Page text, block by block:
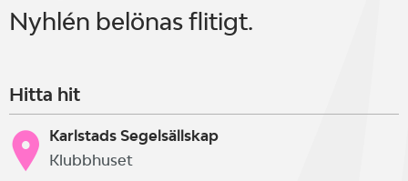
Nyhlén belönas flitigt.
Hitta hit
Karlstads Segelsällskap
Klubbhuset